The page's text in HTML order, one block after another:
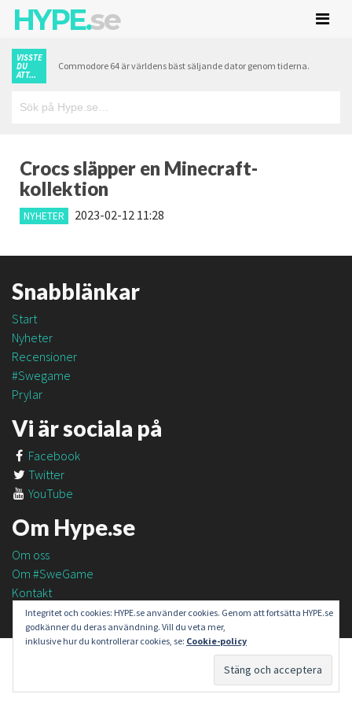
HYPE.se
VISSTE
DU
ATT...
Commodore 64 är världens bäst säljande dator genom tiderna.
Crocs släpper en Minecraft-
kollektion
NYHETER 2023-02-12 11:28
Snabblänkar
Start
Nyheter
Recensioner
#Swegame
Prylar
Vi är sociala på
Facebook
Twitter
YouTube
Om Hype.se
Om oss
Om #SweGame
Kontakt
Integritet och cookies: HYPE.se använder cookies. Genom att fortsätta HYPE.se
godkänner du deras användning. Vill du veta mer,
inklusive hur du kontrollerar cookies, se: Cookie-policy